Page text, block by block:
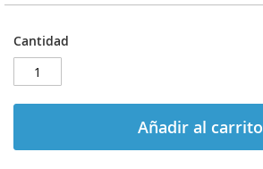
Cantidad
Añadir al carrito
imágenes